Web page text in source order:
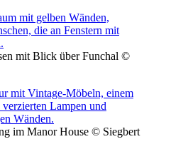
mit Blick über Funchal ©
im Manor House © Siegbert